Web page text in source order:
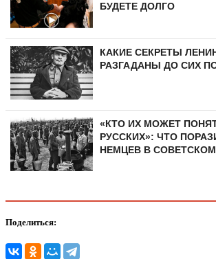
БУДЕТЕ ДОЛГО
КАКИЕ СЕКРЕТЫ
РАЗГАДАНЫ ДО СИХ
«КТО ИХ МОЖЕТ
РУССКИХ»: ЧТО
НЕМЦЕВ В
Поделиться: